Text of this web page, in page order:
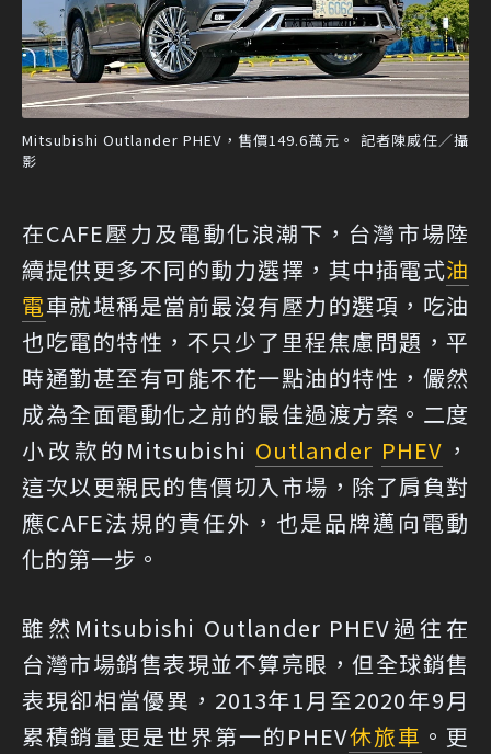
Mitsubishi Outlander PHEV，售價149.6萬元。 記者陳威任／攝
影
在CAFE壓力及電動化浪潮下，台灣市場陸
續提供更多不同的動力選擇，其中插電式油
電車就堪稱是當前最沒有壓力的選項，吃油
也吃電的特性，不只少了里程焦慮問題，平
時通勤甚至有可能不花一點油的特性，儼然
成為全面電動化之前的最佳過渡方案。二度
小改款的Mitsubishi Outlander PHEV ，
這次以更親民的售價切入市場，除了肩負對
應CAFE法規的責任外，也是品牌邁向電動
化的第一步。
雖然Mitsubishi Outlander PHEV過往在
台灣市場銷售表現並不算亮眼，但全球銷售
表現卻相當優異，2013年1月至2020年9月
累積銷量更是世界第一的PHEV休旅車 。更